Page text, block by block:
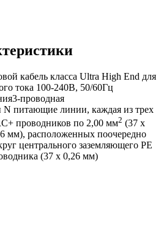
кабель класса Ultra High End для
тока 100-240В, 50/60Гц
3-проводная
N питающие линии, каждая из трех
проводников по 2,00 мм2 (37 х
мм), расположенных поочередно
центрального заземляющего PE
(37 х 0,26 мм)